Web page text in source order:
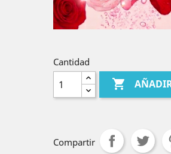
Cantidad

Compartir